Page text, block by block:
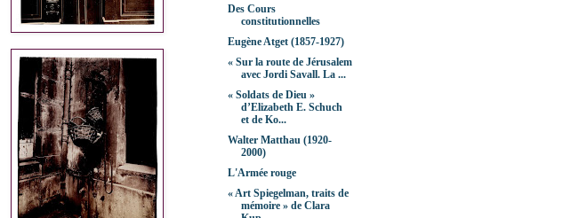
Des Cours
constitutionnelles
Eugène Atget (1857-1927)
« Sur la route de Jérusalem
avec Jordi Savall. La ...
« Soldats de Dieu »
d’Elizabeth E. Schuch
et de Ko...
Walter Matthau (1920-
2000)
L'Armée rouge
« Art Spiegelman, traits de
mémoire » de Clara